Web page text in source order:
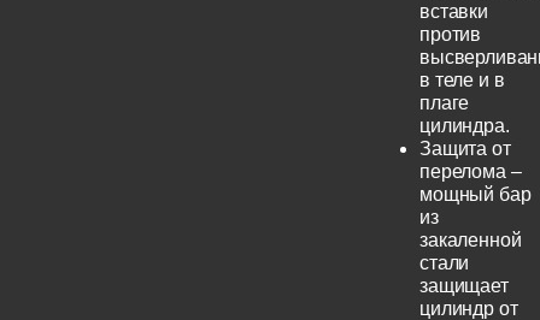
вставки
против
в теле и в
плаге
цилиндра.
Защита от
перелома –
мощный бар
из
закаленной
стали
защищает
цилиндр от